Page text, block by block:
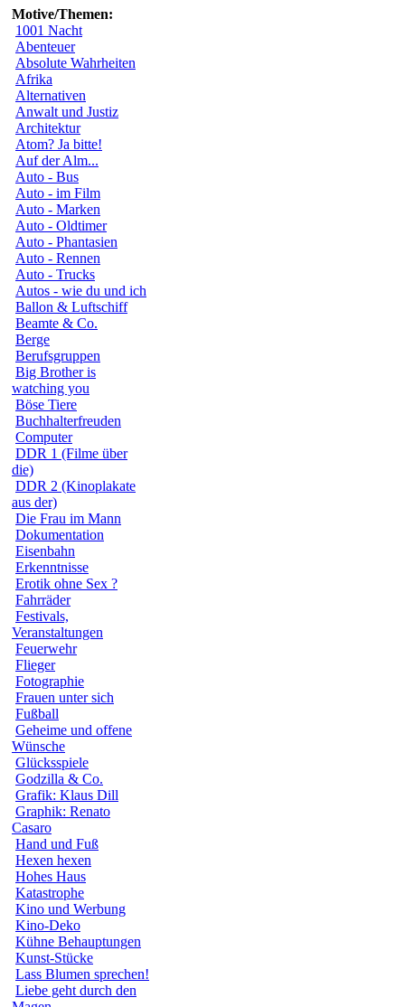
Motive/Themen:
1001 Nacht
Abenteuer
Absolute Wahrheiten
Afrika
Alternativen
Anwalt und Justiz
Architektur
Atom? Ja bitte!
Auf der Alm...
Auto - Bus
Auto - im Film
Auto - Marken
Auto - Oldtimer
Auto - Phantasien
Auto - Rennen
Auto - Trucks
Autos - wie du und ich
Ballon & Luftschiff
Beamte & Co.
Berge
Berufsgruppen
Big Brother is
watching you
Böse Tiere
Buchhalterfreuden
Computer
DDR 1 (Filme über
die)
DDR 2 (Kinoplakate
aus der)
Die Frau im Mann
Dokumentation
Eisenbahn
Erkenntnisse
Erotik ohne Sex ?
Fahrräder
Festivals,
Veranstaltungen
Feuerwehr
Flieger
Fotographie
Frauen unter sich
Fußball
Geheime und offene
Wünsche
Glücksspiele
Godzilla & Co.
Grafik: Klaus Dill
Graphik: Renato
Casaro
Hand und Fuß
Hexen hexen
Hohes Haus
Katastrophe
Kino und Werbung
Kino-Deko
Kühne Behauptungen
Kunst-Stücke
Lass Blumen sprechen!
Liebe geht durch den